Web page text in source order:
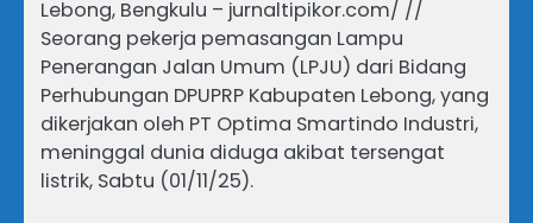
Lebong, Bengkulu – jurnaltipikor.com/ //
Seorang pekerja pemasangan Lampu
Penerangan Jalan Umum (LPJU) dari Bidang
Perhubungan DPUPRP Kabupaten Lebong, yang
dikerjakan oleh PT Optima Smartindo Industri,
meninggal dunia diduga akibat tersengat
listrik, Sabtu (01/11/25).